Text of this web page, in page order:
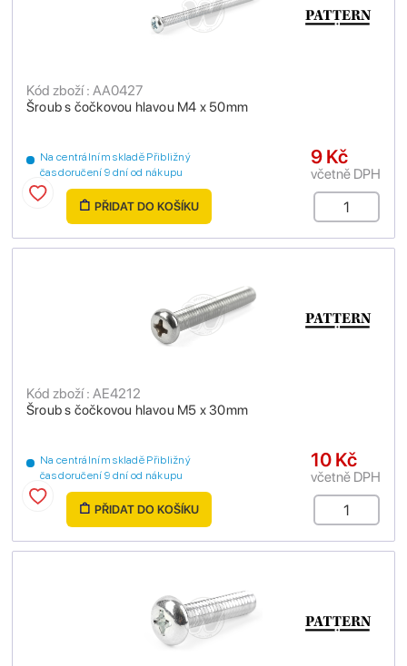
Šroub s čočkovou hlavou M4 x 50mm
Kód zboží : AA0427
Na centrálním skladě Přibližný
čas doručení 9 dní od nákupu
9 Kč
včetně DPH
PŘIDAT DO KOŠÍKU
Šroub s čočkovou hlavou M5 x 30mm
Kód zboží : AE4212
Na centrálním skladě Přibližný
čas doručení 9 dní od nákupu
10 Kč
včetně DPH
PŘIDAT DO KOŠÍKU